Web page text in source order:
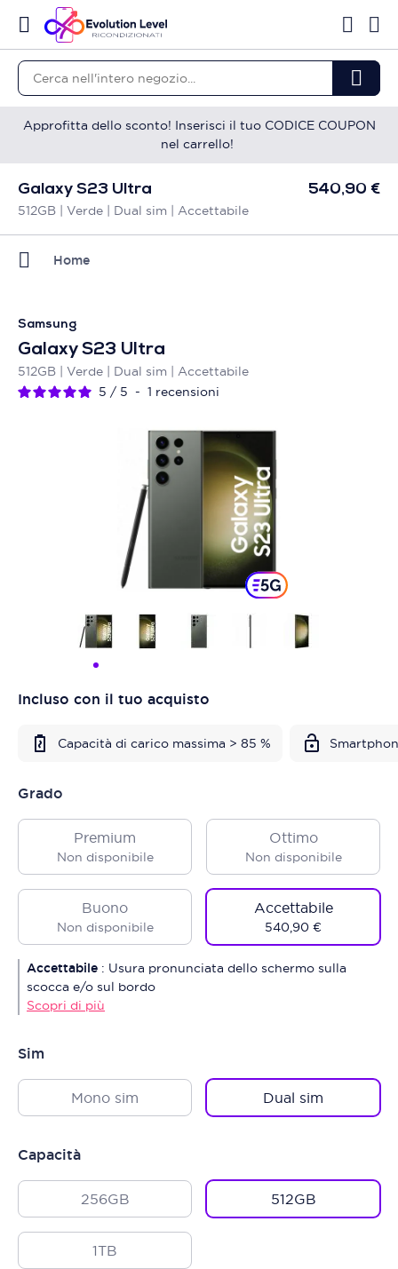
Approfitta dello sconto! Inserisci il tuo CODICE COUPON
nel carrello!
Galaxy S23 Ultra
512GB | Verde | Dual sim | Accettabile
540,90 €
Home
Samsung
Galaxy S23 Ultra
512GB | Verde | Dual sim | Accettabile
5 / 5 - 1 recensioni
Incluso con il tuo acquisto
Capacità di carico massima > 85 %
Grado
Premium
Non disponibile
Ottimo
Non disponibile
Buono
Non disponibile
Accettabile
540,90 €
Accettabile : Usura pronunciata dello schermo sulla
scocca e/o sul bordo
Scopri di più
Sim
Mono sim Dual sim
Capacità
256GB 512GB
1TB